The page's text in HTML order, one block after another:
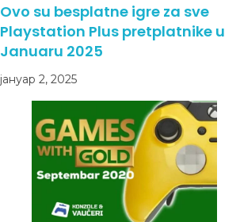
Ovo su besplatne igre za sve
Playstation Plus pretplatnike u
Januaru 2025
јануар 2, 2025